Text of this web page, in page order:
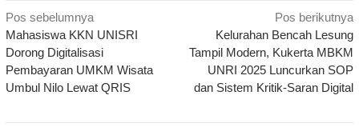
Navigasi
pos
Pos sebelumnya
Mahasiswa KKN UNISRI
Dorong Digitalisasi
Pembayaran UMKM Wisata
Umbul Nilo Lewat QRIS
Pos berikutnya
Kelurahan Bencah Lesung
Tampil Modern, Kukerta MBKM
UNRI 2025 Luncurkan SOP
dan Sistem Kritik-Saran Digital